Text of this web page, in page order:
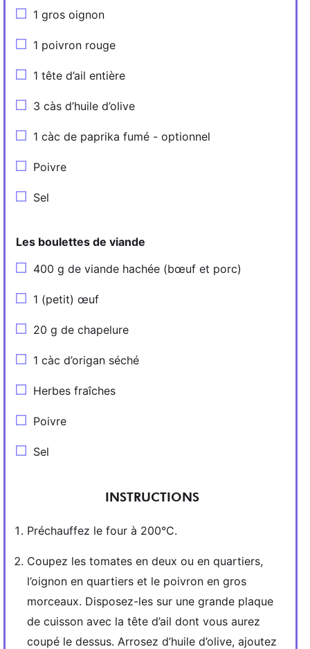
1 gros oignon
1 poivron rouge
1 tête d’ail entière
3 càs d’huile d’olive
1 càc de paprika fumé - optionnel
Poivre
Sel
Les boulettes de viande
400 g de viande hachée (bœuf et porc)
1 (petit) œuf
20 g de chapelure
1 càc d’origan séché
Herbes fraîches
Poivre
Sel
INSTRUCTIONS
Préchauffez le four à 200°C.
Coupez les tomates en deux ou en quartiers,
l’oignon en quartiers et le poivron en gros
morceaux. Disposez-les sur une grande plaque
de cuisson avec la tête d’ail dont vous aurez
coupé le dessus. Arrosez d’huile d’olive, ajoutez